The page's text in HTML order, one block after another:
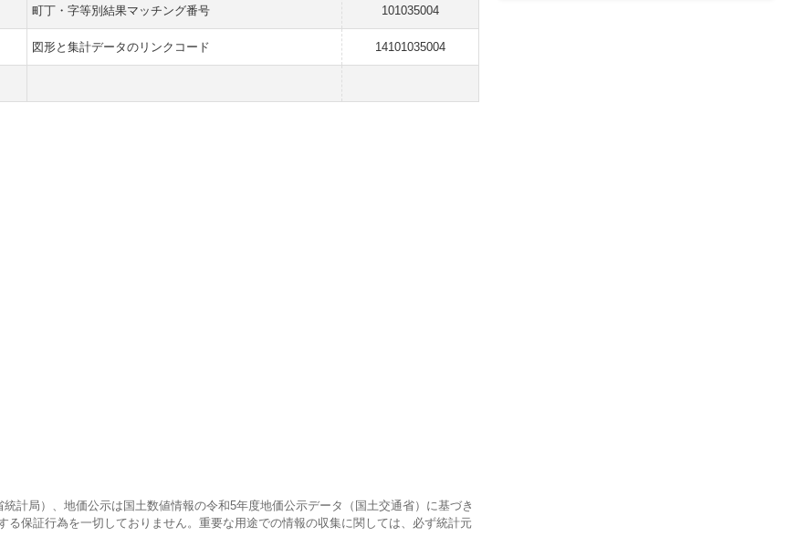
町丁・字等別結果マッチング番号 101035004
図形と集計データのリンクコード 14101035004
計局）、地価公示は国土数値情報の令和5年度地価公示データ（国土交通省）に基づき
保証行為を一切しておりません。重要な用途での情報の収集に関しては、必ず統計元